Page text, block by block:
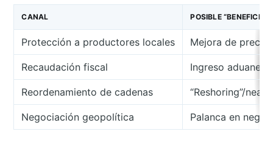
CANAL POSIBLE
Protección a productores locales Mejora de
Recaudación fiscal Ingreso
Reordenamiento de cadenas “Reshoring”/
Negociación geopolítica Palanca en